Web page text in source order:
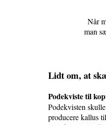
Når
man
Lidt om, at
Podekviste til
Podekvisten
producere kallus